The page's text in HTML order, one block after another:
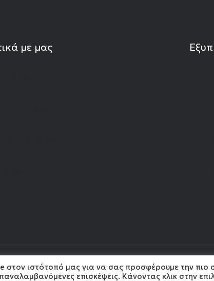
με μας
Όροι
2024 Gemshow. All
στον ιστότοπό μας για να σας προσφέρουμε την πιο
επισκέψεις. Κάνοντας κλικ στην